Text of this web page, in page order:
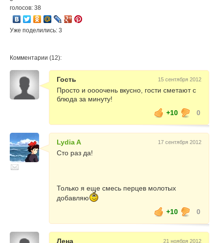
голосов: 38
Уже поделились: 3
Комментарии (12):
Гость 15 сентября 2012
Просто и оооочень вкусно, гости сметают с
блюда за минуту!
+10
0
Lydia A 17 сентября 2012
Сто раз да!
Только я еще смесь перцев молотых
добавляю
+10
0
Лена 21 ноября 2012